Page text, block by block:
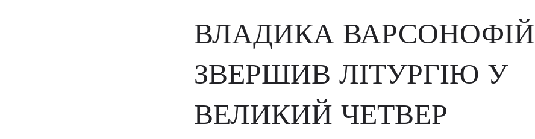
ВЛАДИКА ВАРСОНОФІЙ
ЗВЕРШИВ ЛІТУРГІЮ У
ВЕЛИКИЙ ЧЕТВЕР